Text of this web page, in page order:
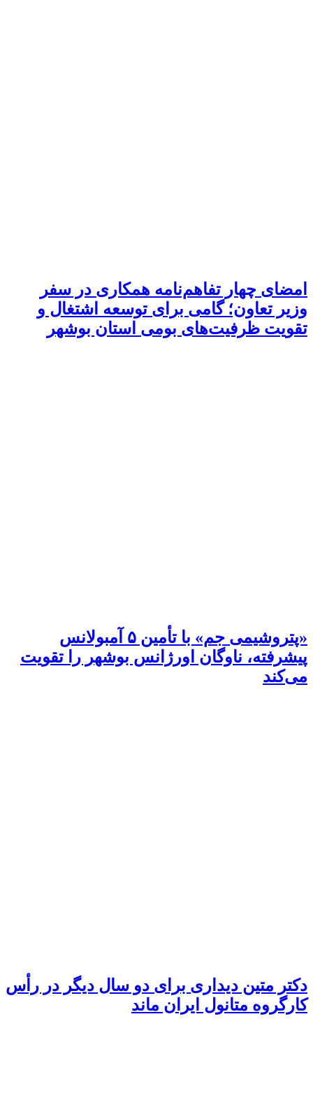
امضای چهار تفاهم‌نامه همکاری در سفر
وزیر تعاون؛ گامی برای توسعه اشتغال و
تقویت ظرفیت‌های بومی استان بوشهر
«پتروشیمی جم» با تأمین ۵ آمبولانس
پیشرفته، ناوگان اورژانس بوشهر را تقویت
می‌کند
دکتر متین دیداری برای دو سال دیگر در رأس
کارگروه متانول ایران ماند